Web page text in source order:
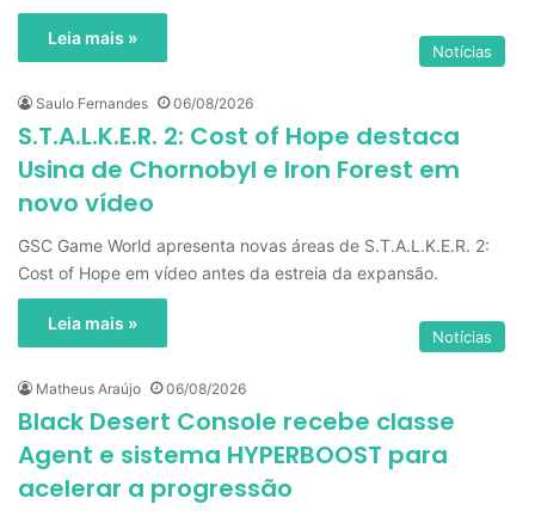
Leia mais »
Notícias
Saulo Fernandes 06/08/2026
S.T.A.L.K.E.R. 2: Cost of Hope destaca
Usina de Chornobyl e Iron Forest em
novo vídeo
GSC Game World apresenta novas áreas de S.T.A.L.K.E.R. 2:
Cost of Hope em vídeo antes da estreia da expansão.
Leia mais »
Notícias
Matheus Araújo 06/08/2026
Black Desert Console recebe classe
Agent e sistema HYPERBOOST para
acelerar a progressão